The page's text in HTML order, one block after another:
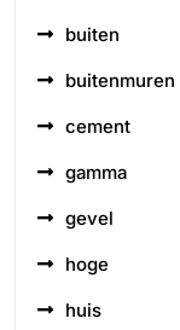
buiten
buitenmuren
cement
gamma
gevel
hoge
huis